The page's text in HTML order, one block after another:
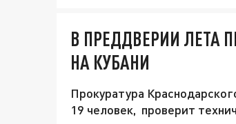
В ПРЕДДВЕРИИ ЛЕТА
НА КУБАНИ
Прокуратура
19 человек, проверит